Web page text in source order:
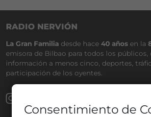
RADIO NERVIÓN
La Gran Familia desde hace 40 años en la
emisora de Bilbao para todos los públicos,
información a menos cinco, deportes,
participación de los oyentes.
Consentimiento de